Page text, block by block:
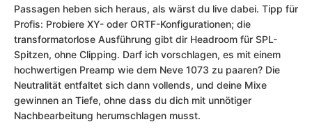
Passagen heben sich heraus, als wärst du live dabei. Tipp für
Profis: Probiere XY- oder ORTF-Konfigurationen; die
transformatorlose Ausführung gibt dir Headroom für SPL-
Spitzen, ohne Clipping. Darf ich vorschlagen, es mit einem
hochwertigen Preamp wie dem Neve 1073 zu paaren? Die
Neutralität entfaltet sich dann vollends, und deine Mixe
gewinnen an Tiefe, ohne dass du dich mit unnötiger
Nachbearbeitung herumschlagen musst.